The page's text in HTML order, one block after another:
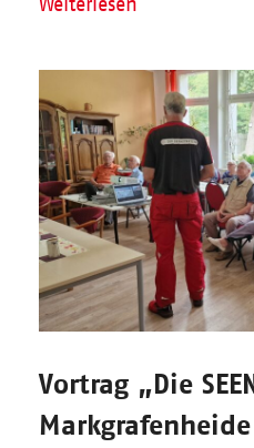
Vortrag „Die